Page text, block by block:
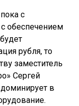
с
обеспечением
рубля, то
заместитель
Сергей
в